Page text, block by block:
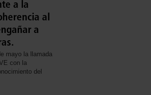
a la
al
a
mayo la llamada
con la
del